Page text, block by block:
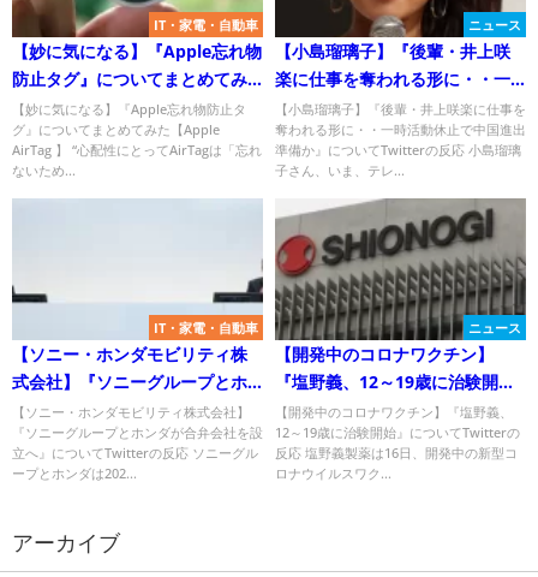
IT・家電・自動車
【妙に気になる】『Apple忘れ物
防止タグ』についてまとめてみ
た【Apple AirTag 】
【妙に気になる】『Apple忘れ物防止タ
グ』についてまとめてみた【Apple
AirTag 】 “心配性にとってAirTagは「忘れ
ないため...
ニュース
【小島瑠璃子】『後輩・井上咲
楽に仕事を奪われる形に・・一
時活動休止で中国進出準備か』
についてTwitterの反応
【小島瑠璃子】『後輩・井上咲楽に仕事を
奪われる形に・・一時活動休止で中国進出
準備か』についてTwitterの反応 小島瑠璃
子さん、いま、テレ...
IT・家電・自動車
【ソニー・ホンダモビリティ株
式会社】『ソニーグループとホ
ンダが合弁会社を設立へ』につ
いてTwitterの反応
【ソニー・ホンダモビリティ株式会社】
『ソニーグループとホンダが合弁会社を設
立へ』についてTwitterの反応 ソニーグル
ープとホンダは202...
ニュース
【開発中のコロナワクチン】
『塩野義、12～19歳に治験開
始』についてTwitterの反応
【開発中のコロナワクチン】『塩野義、
12～19歳に治験開始』についてTwitterの
反応 塩野義製薬は16日、開発中の新型コ
ロナウイルスワク...
アーカイブ